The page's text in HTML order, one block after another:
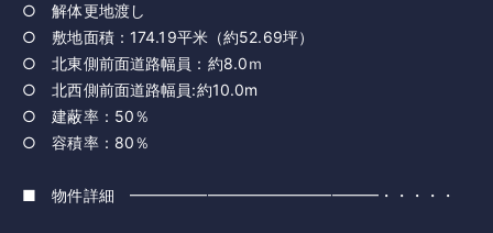
○ 解体更地渡し
○ 敷地面積：174.19平米（約52.69坪）
○ 北東側前面道路幅員：約8.0ｍ
○ 北西側前面道路幅員:約10.0m
○ 建蔽率：50％
○ 容積率：80％
■ 物件詳細 ━━━━━━━━━━━━━━━━・・・・・